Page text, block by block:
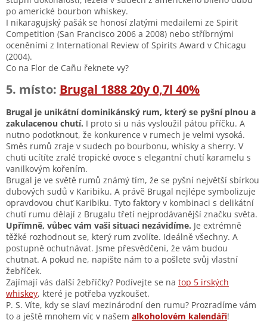
po americké bourbon whiskey.
I nikaragujský pašák se honosí zlatými medailemi ze Spirit
Competition (San Francisco 2006 a 2008) nebo stříbrnými
oceněními z International Review of Spirits Award v Chicagu
(2004).
Co na Flor de Cañu řeknete vy?
5. místo: Brugal 1888 20y 0,7l 40%
Brugal je unikátní dominikánský rum, který se pyšní plnou a
zakulacenou chutí. I proto si u nás vysloužil pátou příčku. A
nutno podotknout, že konkurence v rumech je velmi vysoká.
Směs rumů zraje v sudech po bourbonu, whisky a sherry. V
chuti ucítíte zralé tropické ovoce s elegantní chutí karamelu s
vanilkovým kořením.
Brugal je ve světě rumů známý tím, že se pyšní největší sbírkou
dubových sudů v Karibiku. A právě Brugal nejlépe symbolizuje
opravdovou chuť Karibiku. Tyto faktory v kombinaci s delikátní
chutí rumu dělají z Brugalu třetí nejprodávanější značku světa.
Upřímně, vůbec vám vaši situaci nezávidíme. Je extrémně
těžké rozhodnout se, který rum zvolíte. Ideálně všechny. A
postupně ochutnávat. Jsme přesvědčeni, že vám budou
chutnat. A pokud ne, napište nám to a pošlete svůj vlastní
žebříček.
Zajímají vás další žebříčky? Podívejte se na top 5 irských
whiskey, které je potřeba vyzkoušet.
P. S. Víte, kdy se slaví mezinárodní den rumu? Prozradíme vám
to a ještě mnohem víc v našem alkoholovém kalendáři!